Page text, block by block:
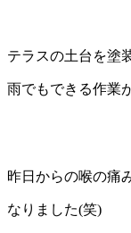
テラスの土台を塗
雨でもできる作業
昨日からの喉の痛
なりました(笑)